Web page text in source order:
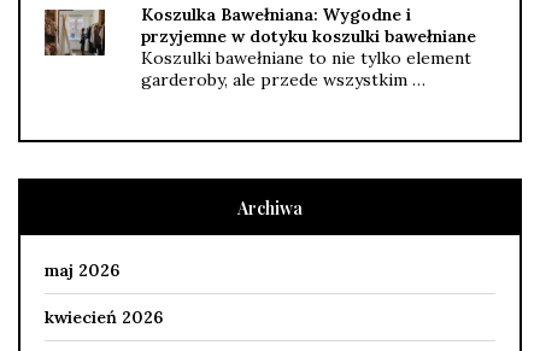
Koszulka Bawełniana: Wygodne i
przyjemne w dotyku koszulki bawełniane
Koszulki bawełniane to nie tylko element
garderoby, ale przede wszystkim …
Archiwa
maj 2026
kwiecień 2026